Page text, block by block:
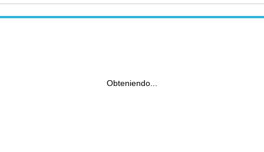
Obteniendo...